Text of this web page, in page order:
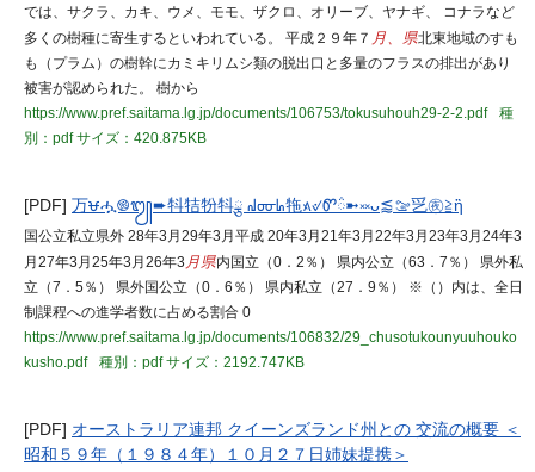
では、サクラ、カキ、ウメ、モモ、ザクロ、オリーブ、ヤナギ、 コナラなど
多くの樹種に寄生するといわれている。 平成２９年７ 月、県北東地域のすも
も（プラム）の樹幹にカミキリムシ類の脱出口と多量のフラスの排出があり
被害が認められた。 樹から
https://www.pref.saitama.lg.jp/documents/106753/tokusuhouh29-2-2.pdf
種
別：pdfサイズ：420.875KB
[PDF] ㄪᰝሗ࿌᭩➨㸯㸵㸮㸯ྕ ᖹᡂᖺ㸱᭶୰Ꮫᰯ➼༞ᴗ⪅ࡢ㐍㊰≧ἣ
国公立私立県外 28年3月29年3月平成 20年3月21年3月22年3月23年3月24年3
月27年3月25年3月26年3 月県内国立（0．2％） 県内公立（63．7％） 県外私
立（7．5％） 県外国公立（0．6％） 県内私立（27．9％） ※（）内は、全日
制課程への進学者数に占める割合 0
https://www.pref.saitama.lg.jp/documents/106832/29_chusotukounyuuhouko
kusho.pdf
種別：pdfサイズ：2192.747KB
[PDF] オーストラリア連邦 クイーンズランド州との 交流の概要 ＜
昭和５９年（１９８４年）１０月２７日姉妹提携＞